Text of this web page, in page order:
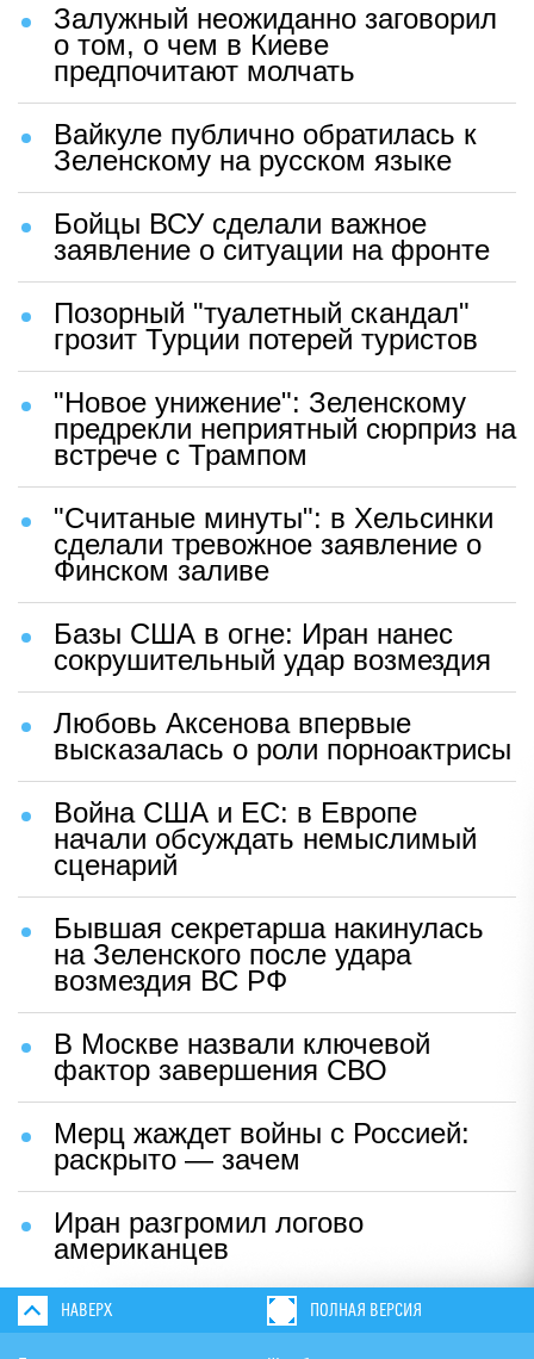
Залужный неожиданно заговорил
о том, о чем в Киеве
предпочитают молчать
Вайкуле публично обратилась к
Зеленскому на русском языке
Бойцы ВСУ сделали важное
заявление о ситуации на фронте
Позорный "туалетный скандал"
грозит Турции потерей туристов
"Новое унижение": Зеленскому
предрекли неприятный сюрприз на
встрече с Трампом
"Считаные минуты": в Хельсинки
сделали тревожное заявление о
Финском заливе
Базы США в огне: Иран нанес
сокрушительный удар возмездия
Любовь Аксенова впервые
высказалась о роли порноактрисы
Война США и ЕС: в Европе
начали обсуждать немыслимый
сценарий
Бывшая секретарша накинулась
на Зеленского после удара
возмездия ВС РФ
В Москве назвали ключевой
фактор завершения СВО
Мерц жаждет войны с Россией:
раскрыто — зачем
Иран разгромил логово
американцев
НАВЕРХ ПОЛНАЯ ВЕРСИЯ